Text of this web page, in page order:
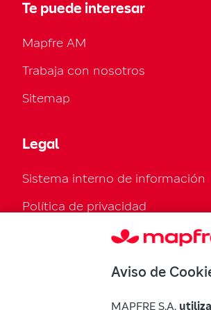
Te puede interesar
Mapfre AM
Trabaja con nosotros
Sitemap
Legal
Sistema interno de información
Política de privacidad
Política de cookies
Aviso de
MAPFRE S.A.